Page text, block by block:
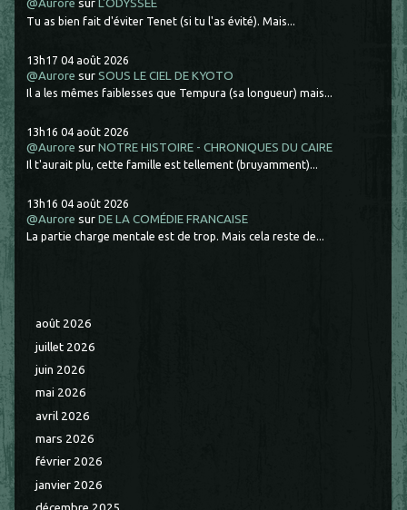
@Aurore surL'ODYSSÉE
Tu as bien fait d'éviter Tenet (si tu l'as évité). Mais...
13h17 04 août 2026
@Aurore surSOUS LE CIEL DE KYOTO
Il a les mêmes faiblesses que Tempura (sa longueur) mais...
13h16 04 août 2026
@Aurore surNOTRE HISTOIRE - CHRONIQUES DU CAIRE
Il t'aurait plu, cette famille est tellement (bruyamment)...
13h16 04 août 2026
@Aurore surDE LA COMÉDIE FRANCAISE
La partie charge mentale est de trop. Mais cela reste de...
août 2026
juillet 2026
juin 2026
mai 2026
avril 2026
mars 2026
février 2026
janvier 2026